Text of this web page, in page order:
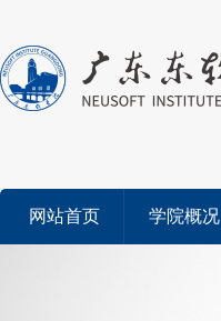
网站首页 学院概况